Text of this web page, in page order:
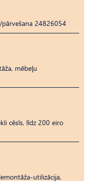
24826054
mēbeļu
cēsīs, līdz 200 eiro
utilizācija,